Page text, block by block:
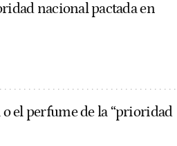
nacional pactada en
el perfume de la “prioridad